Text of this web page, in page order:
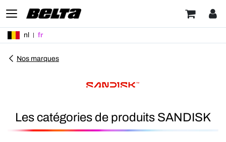
nl fr
Nos marques
Les catégories de produits SANDISK